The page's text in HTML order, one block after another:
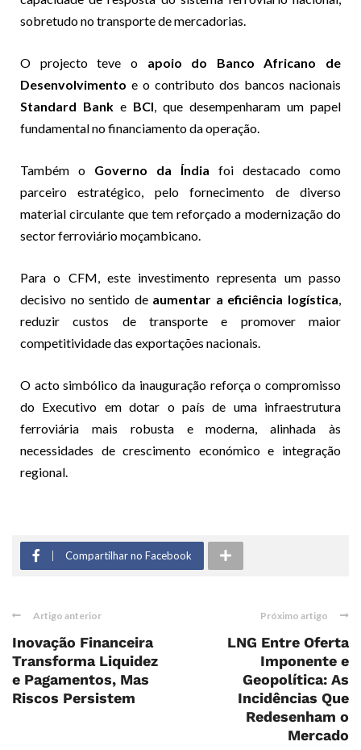
sobretudo no transporte de mercadorias.
O projecto teve o apoio do Banco Africano de
Desenvolvimento e o contributo dos bancos nacionais
Standard Bank e BCI, que desempenharam um papel
fundamental no financiamento da operação.
Também o Governo da Índia foi destacado como
parceiro estratégico, pelo fornecimento de diverso
material circulante que tem reforçado a modernização do
sector ferroviário moçambicano.
Para o CFM, este investimento representa um passo
decisivo no sentido de aumentar a eficiência logística,
reduzir custos de transporte e promover maior
competitividade das exportações nacionais.
O acto simbólico da inauguração reforça o compromisso
do Executivo em dotar o país de uma infraestrutura
ferroviária mais robusta e moderna, alinhada às
necessidades de crescimento económico e integração
regional.
Compartilhar no Facebook
Artigo anterior
Inovação Financeira
Transforma Liquidez
e Pagamentos, Mas
Riscos Persistem
Próximo artigo
LNG Entre Oferta
Imponente e
Geopolítica: As
Incidências Que
Redesenham o
Mercado